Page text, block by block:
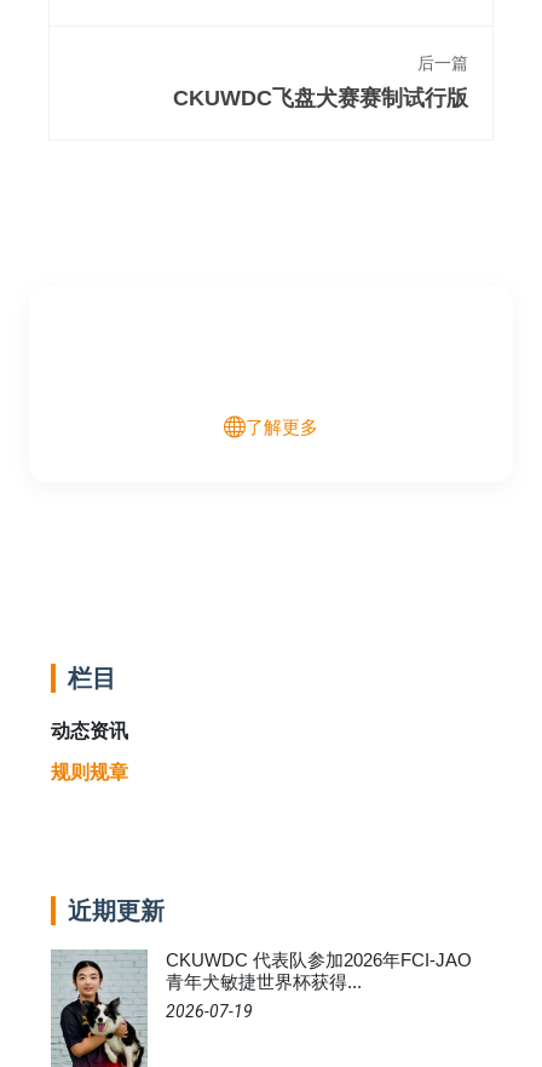
后一篇
CKUWDC飞盘犬赛赛制试行版
了解更多
栏目
动态资讯
规则规章
近期更新
CKUWDC 代表队参加2026年FCI-JAO
青年犬敏捷世界杯获得...
2026-07-19